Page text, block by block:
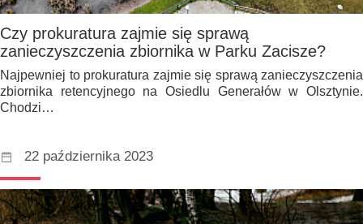
Czy prokuratura zajmie się sprawą
zanieczyszczenia zbiornika w Parku Zacisze?
Najpewniej to prokuratura zajmie się sprawą zanieczyszczenia
zbiornika retencyjnego na Osiedlu Generałów w Olsztynie.
Chodzi…
22 października 2023